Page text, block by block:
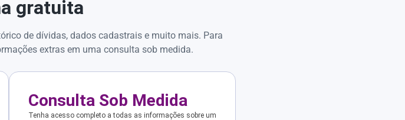
gratuita
de dívidas, dados cadastrais e muito mais. Para
extras em uma consulta sob medida.
Consulta Sob Medida
Tenha acesso completo a todas as informações sobre um